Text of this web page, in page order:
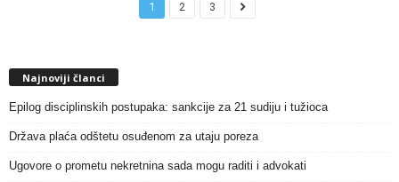
1 2 3
Najnoviji članci
Epilog disciplinskih postupaka: sankcije za 21 sudiju i tužioca
Država plaća odštetu osuđenom za utaju poreza
Ugovore o prometu nekretnina sada mogu raditi i advokati